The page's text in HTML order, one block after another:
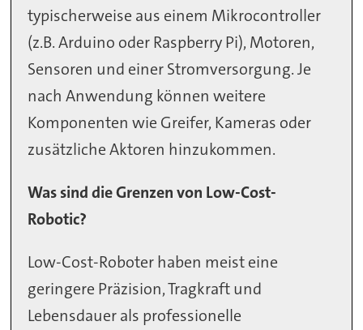
typischerweise aus einem Mikrocontroller
(z.B. Arduino oder Raspberry Pi), Motoren,
Sensoren und einer Stromversorgung. Je
nach Anwendung können weitere
Komponenten wie Greifer, Kameras oder
zusätzliche Aktoren hinzukommen.
Was sind die Grenzen von Low-Cost-
Robotic?
Low-Cost-Roboter haben meist eine
geringere Präzision, Tragkraft und
Lebensdauer als professionelle